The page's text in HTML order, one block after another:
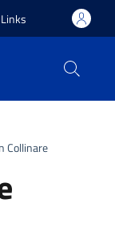
Links
Collinare